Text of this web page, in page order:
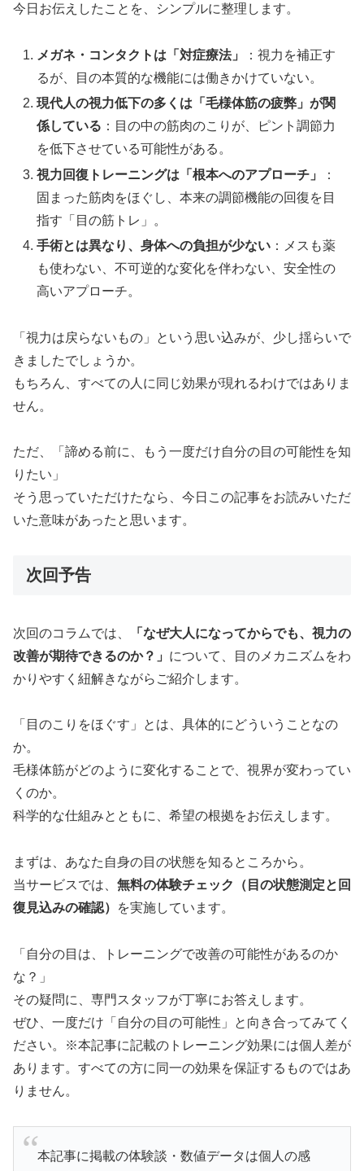
今日お伝えしたことを、シンプルに整理します。
メガネ・コンタクトは「対症療法」
：視力を補正す
るが、目の本質的な機能には働きかけていない。
現代人の視力低下の多くは「毛様体筋の疲弊」が関
係している ：目の中の筋肉のこりが、ピント調節力
を低下させている可能性がある。
視力回復トレーニングは「根本へのアプローチ」
：
固まった筋肉をほぐし、本来の調節機能の回復を目
指す「目の筋トレ」。
手術とは異なり、身体への負担が少ない ：メスも薬
も使わない、不可逆的な変化を伴わない、安全性の
高いアプローチ。
「視力は戻らないもの」という思い込みが、少し揺らいで
きましたでしょうか。
もちろん、すべての人に同じ効果が現れるわけではありま
せん。
ただ、「諦める前に、もう一度だけ自分の目の可能性を知
りたい」
そう思っていただけたなら、今日この記事をお読みいただ
いた意味があったと思います。
次回予告
次回のコラムでは、
「なぜ大人になってからでも、視力の
改善が期待できるのか？」 について、目のメカニズムをわ
かりやすく紐解きながらご紹介します。
「目のこりをほぐす」とは、具体的にどういうことなの
か。
毛様体筋がどのように変化することで、視界が変わってい
くのか。
科学的な仕組みとともに、希望の根拠をお伝えします。
まずは、あなた自身の目の状態を知るところから。
当サービスでは、 無料の体験チェック（目の状態測定と回
復見込みの確認）
を実施しています。
「自分の目は、トレーニングで改善の可能性があるのか
な？」
その疑問に、専門スタッフが丁寧にお答えします。
ぜひ、一度だけ「自分の目の可能性」と向き合ってみてく
ださい。※本記事に記載のトレーニング効果には個人差が
あります。すべての方に同一の効果を保証するものではあ
りません。
本記事に掲載の体験談・数値データは個人の感